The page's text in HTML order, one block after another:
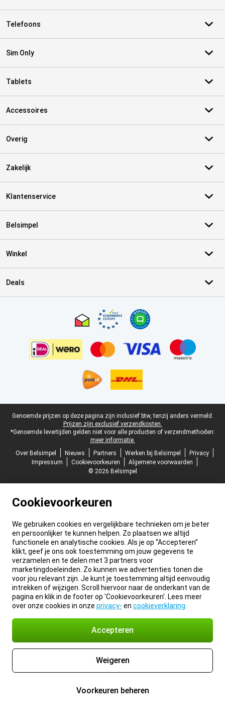
Telefoons
Sim Only
Tablets
Accessoires
Overig
Zakelijk
Klantenservice
Belsimpel
Winkel
Deals
Juridische voettekst
Genoemde prijzen op deze pagina zijn inclusief btw, tenzij anders vermeld.
Prijzen zijn exclusief verzendkosten.
*Genoemde levertijden gelden niet voor alle producten of verzendmethoden:
meer informatie.
Over Belsimpel
Nieuws Partners Werken bij Belsimpel
Privacy
Impressum
Cookievoorkeuren
Algemene voorwaarden
© 2026 Belsimpel
Cookievoorkeuren
We gebruiken cookies en vergelijkbare technieken om je beter
en persoonlijker te kunnen helpen. Zo plaatsen we altijd
functionele en analytische cookies. Als je op “Accepteren”
klikt, geef je ons ook toestemming om jouw gegevens te
verzamelen en te delen met 3 partners voor
marketingdoeleinden. Zo kunnen we advertenties tonen die
voor jou relevant zijn. Je kunt je toestemming altijd eenvoudig
intrekken of wijzigen. Scroll hiervoor naar de onderkant van de
pagina en klik in de footer op 'Cookievoorkeuren'. Lees meer
over onze cookies in onze privacy- en cookieverklaring
Accepteren
Weigeren
Voorkeuren beheren